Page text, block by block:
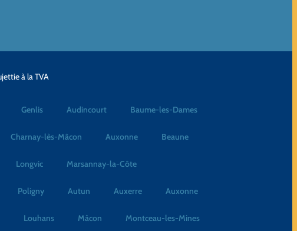
à la TVA
Genlis Audincourt Baume-les-Dames
Charnay-lès-Mâcon Auxonne Beaune
Longvic Marsannay-la-Côte
Poligny Autun Auxerre Auxonne
Louhans Mâcon Montceau-les-Mines